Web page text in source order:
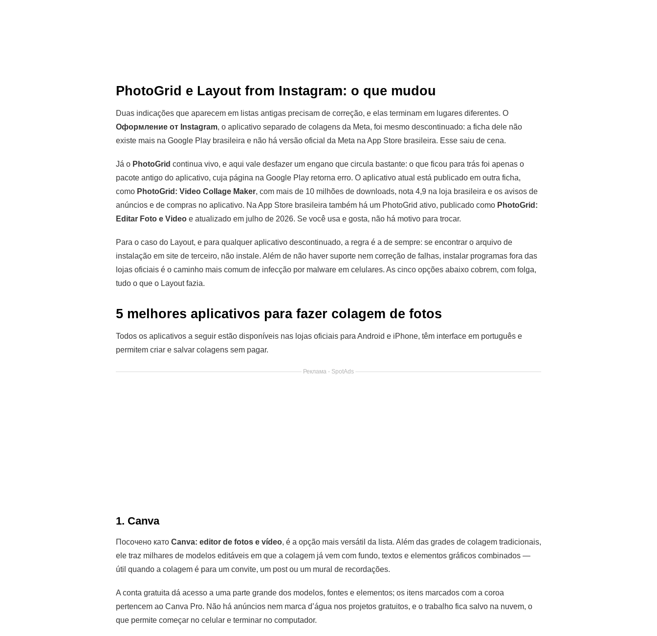
PhotoGrid e Layout from Instagram: o que mudou
Duas indicações que aparecem em listas antigas precisam de correção, e elas terminam em lugares diferentes. O
Оформление от Instagram, o aplicativo separado de colagens da Meta, foi mesmo descontinuado: a ficha dele não
existe mais na Google Play brasileira e não há versão oficial da Meta na App Store brasileira. Esse saiu de cena.
Já o PhotoGrid continua vivo, e aqui vale desfazer um engano que circula bastante: o que ficou para trás foi apenas o
pacote antigo do aplicativo, cuja página na Google Play retorna erro. O aplicativo atual está publicado em outra ficha,
como PhotoGrid: Video Collage Maker, com mais de 10 milhões de downloads, nota 4,9 na loja brasileira e os avisos de
anúncios e de compras no aplicativo. Na App Store brasileira também há um PhotoGrid ativo, publicado como PhotoGrid:
Editar Foto e Video e atualizado em julho de 2026. Se você usa e gosta, não há motivo para trocar.
Para o caso do Layout, e para qualquer aplicativo descontinuado, a regra é a de sempre: se encontrar o arquivo de
instalação em site de terceiro, não instale. Além de não haver suporte nem correção de falhas, instalar programas fora das
lojas oficiais é o caminho mais comum de infecção por malware em celulares. As cinco opções abaixo cobrem, com folga,
tudo o que o Layout fazia.
5 melhores aplicativos para fazer colagem de fotos
Todos os aplicativos a seguir estão disponíveis nas lojas oficiais para Android e iPhone, têm interface em português e
permitem criar e salvar colagens sem pagar.
Реклама - SpotAds
1. Canva
Посочено като Canva: editor de fotos e vídeo, é a opção mais versátil da lista. Além das grades de colagem tradicionais,
ele traz milhares de modelos editáveis em que a colagem já vem com fundo, textos e elementos gráficos combinados —
útil quando a colagem é para um convite, um post ou um mural de recordações.
A conta gratuita dá acesso a uma parte grande dos modelos, fontes e elementos; os itens marcados com a coroa
pertencem ao Canva Pro. Não há anúncios nem marca d’água nos projetos gratuitos, e o trabalho fica salvo na nuvem, o
que permite começar no celular e terminar no computador.